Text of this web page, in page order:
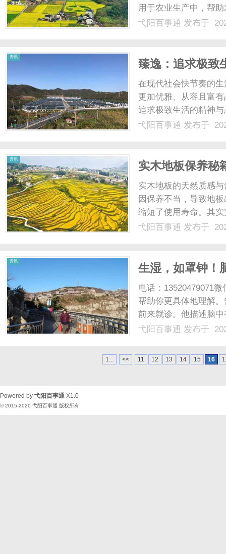
用于农业生产中，帮
虫情测报灯，顾名思
弋阳百事通 发布于
资讯
臻逸：追求极致
在现代社会快节奏的
更加优雅、从容且富
追求极致生活的精神
与精华；“逸”则代表
弋阳百事通 发布于
资讯
实木地板保养秘
实木地板的天然质感
因保养不当，导致地
缩短了使用寿命。其
日常防护与定期养护
弋阳百事通 发布于
资讯
生湿，如罩钟！
案值得细品
电话：13520479071
帮助你更具体地理解
前来就诊。他描述脑
静时或劳累后加重。
添了心烦、纳呆之感
弋阳百事通 发布于
1... << 11 12 13 14 15 16
Powered by 弋阳百事通 X1.0
© 2015-2020 弋阳百事通 版权所有